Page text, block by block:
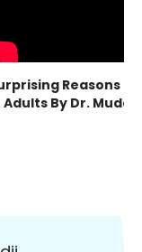
Reasons
Adults By Dr.